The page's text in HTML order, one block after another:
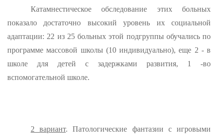
Катамнестическое обследование этих больных
показало доста­точно высокий уровень их социальной
адаптации: 22 из 25 больных этой подгруппы обучались по
программе массовой школы (10 индиви­дуально), еще 2 - в
школе для детей с задержками развития, 1 -во
вспомогательной школе.
2 вариант. Патологические фантазии с игровыми